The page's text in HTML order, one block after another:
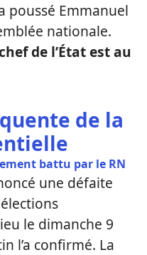
poussé Emmanuel
nationale.
de l’État est au
de la
battu par le RN
une défaite
le dimanche 9
l’a confirmé. La